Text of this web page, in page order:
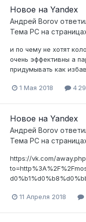
Новое на Yandex
Андрей Borov
Тема РС на
и по чему не хотят
очень эффективны а
придумывать как
1 Мая 2018 4
Новое на Yandex
Андрей Borov
Тема РС на
https://vk.com/
11 Апреля 2018